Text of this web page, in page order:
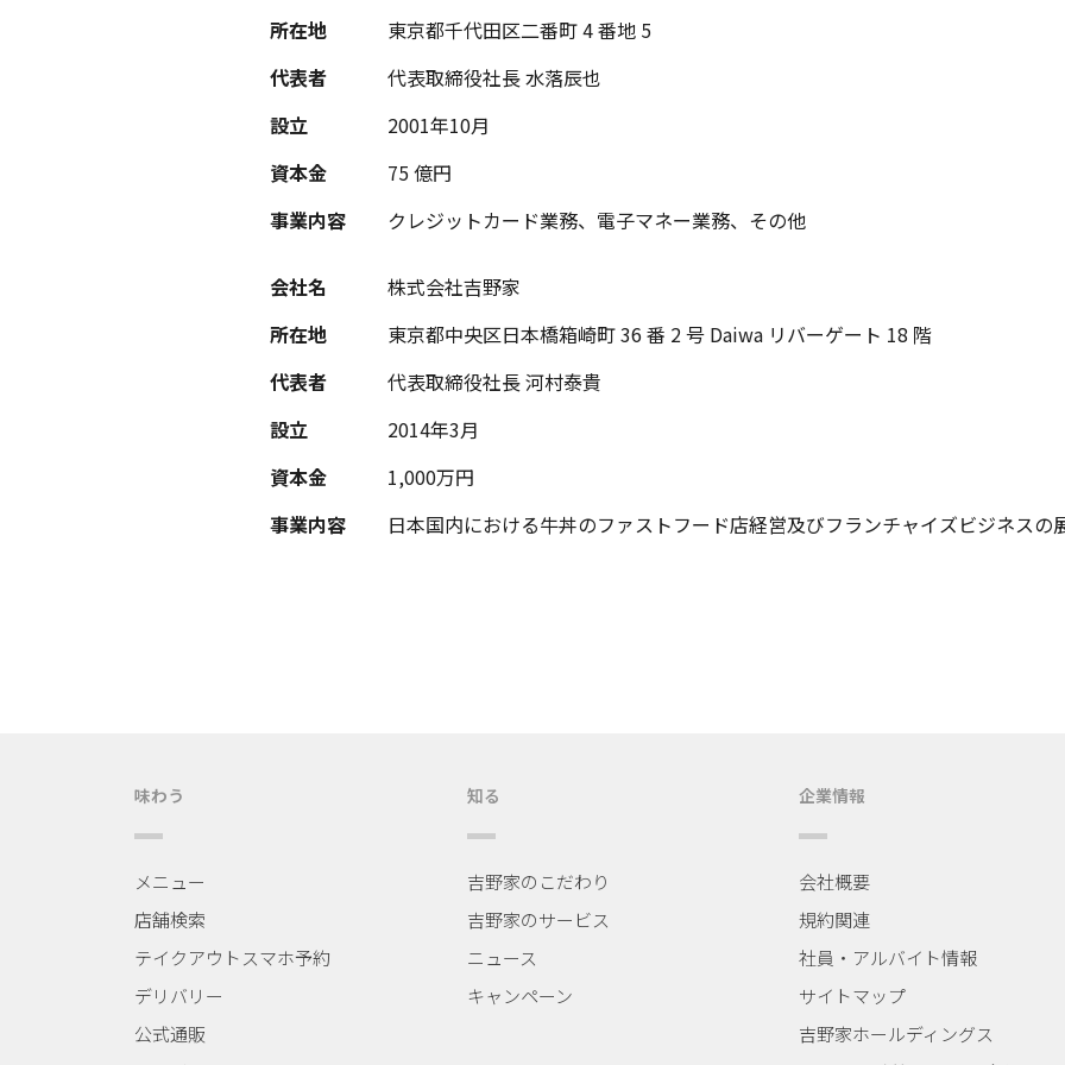
所在地
東京都千代田区二番町 4 番地 5
代表者
代表取締役社長 水落辰也
設立
2001年10月
資本金
75 億円
事業内容
クレジットカード業務、電子マネー業務、その他
会社名
株式会社吉野家
所在地
東京都中央区日本橋箱崎町 36 番 2 号 Daiwa リバーゲート 18 階
代表者
代表取締役社長 河村泰貴
設立
2014年3月
資本金
1,000万円
事業内容
日本国内における牛丼のファストフード店経営及びフランチャイズビジネスの
企業情報
会社概要
規約関連
社員・アルバイト情報
サイトマップ
吉野家ホールディングス
知る
吉野家のこだわり
吉野家のサービス
ニュース
キャンペーン
味わう
メニュー
店舗検索
テイクアウトスマホ予約
デリバリー
公式通販